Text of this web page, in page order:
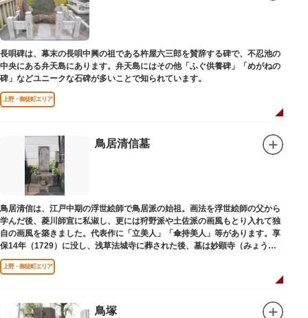
長唄碑は、幕末の長唄中興の祖である杵屋六三郎を賛辞する碑で、不忍池の
中央にある弁天島にあります。弁天島にはその他「ふぐ供養碑」「めがねの
碑」などユニークな石碑が多いことで知られています。
上野・御徒町エリア
鳥居清信墓
鳥居清信は、江戸中期の浮世絵師で鳥居派の始祖。画法を浮世絵師の父から
学んだ後、菱川師宣に私淑し、更には狩野派や土佐派の画風もとり入れて独
自の画風を築きました。代表作に「立美人」「傘持美人」等があります。享
保14年（1729）に没し、浅草法城寺に葬された後、墓は妙顕寺（みょうけ
んじ）に移されました。
上野・御徒町エリア
鳥塚